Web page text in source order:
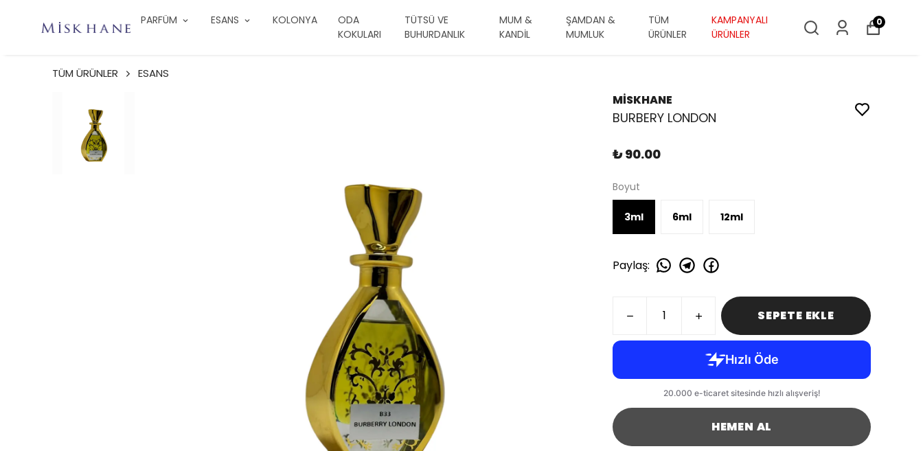
PARFÜM ESANS KOLONYA
ODA
KOKULARI
TÜTSÜ VE
BUHURDANLIK
MUM &
KANDİL
ŞAMDAN &
MUMLUK
TÜM
ÜRÜNLER
KAMPANYALI
ÜRÜNLER
0
TÜM ÜRÜNLER ESANS
MİSKHANE
BURBERY LONDON
₺ 90.00
Boyut
3ml 6ml 12ml
Paylaş:
SEPETE EKLE
HEMEN AL